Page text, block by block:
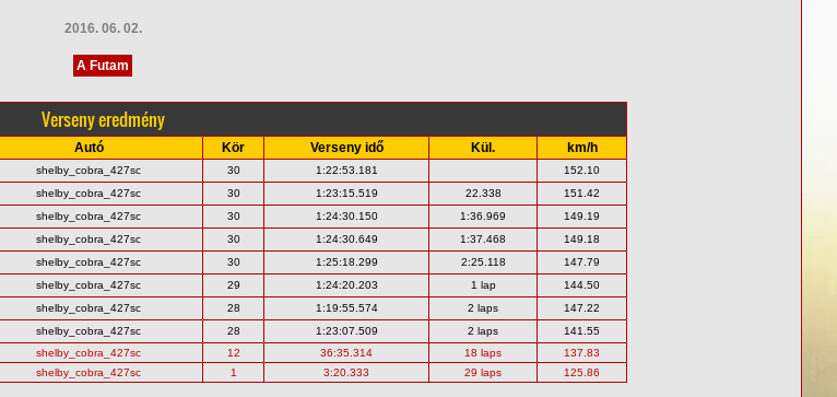
2016. 06. 02.
A Futam
Verseny eredmény
Autó Kör Verseny idő Kül. km/h
shelby_cobra_427sc 30 1:22:53.181
152.10
shelby_cobra_427sc 30 1:23:15.519 22.338
151.42
shelby_cobra_427sc 30 1:24:30.150 1:36.969
149.19
shelby_cobra_427sc 30 1:24:30.649 1:37.468
149.18
shelby_cobra_427sc 30 1:25:18.299 2:25.118
147.79
shelby_cobra_427sc 29 1:24:20.203 1 lap
144.50
shelby_cobra_427sc 28 1:19:55.574 2 laps
147.22
shelby_cobra_427sc 28 1:23:07.509 2 laps
141.55
shelby_cobra_427sc 12 36:35.314 18 laps
137.83
shelby_cobra_427sc 1 3:20.333 29 laps 125.86